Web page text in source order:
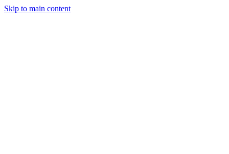
Skip to main content